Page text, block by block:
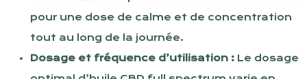
pour une dose de calme et de concentration
tout au long de la journée.
Dosage et fréquence d’utilisation : Le dosage